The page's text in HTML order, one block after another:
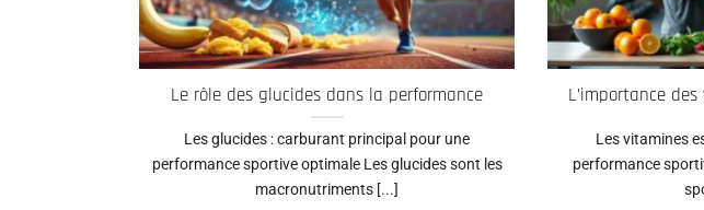
Le rôle des glucides dans la performance
Les glucides : carburant principal pour une
performance sportive optimale Les glucides sont les
macronutriments [...]
L’importance
Les vitamines
performance